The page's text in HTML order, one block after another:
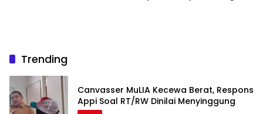
Trending
Canvasser MuLIA Kecewa Berat, Respons
Appi Soal RT/RW Dinilai Menyinggung